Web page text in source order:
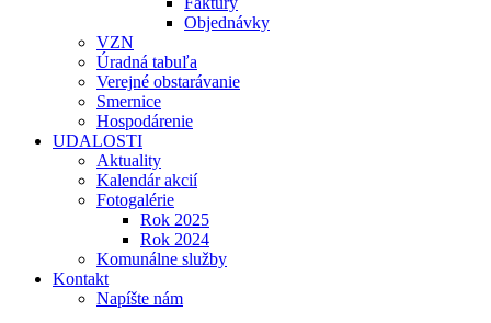
Objednávky
VZN
Úradná tabuľa
Verejné obstarávanie
Smernice
Hospodárenie
UDALOSTI
Aktuality
Kalendár akcií
Fotogalérie
Rok 2025
Rok 2024
Komunálne služby
Kontakt
Napíšte nám